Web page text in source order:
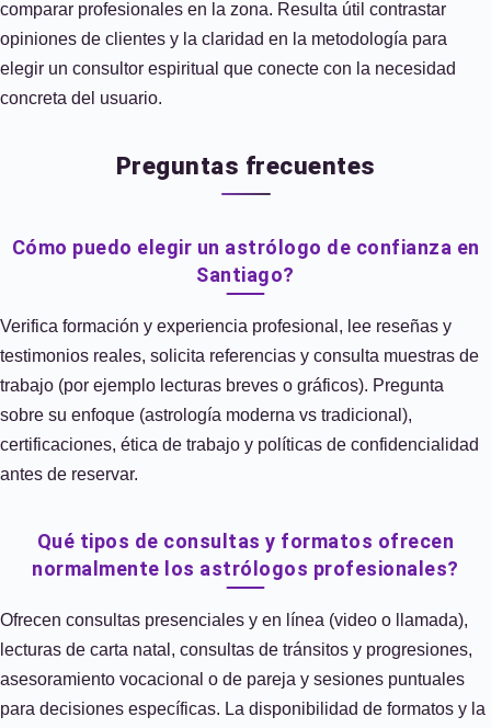
comparar profesionales en la zona. Resulta útil contrastar
opiniones de clientes y la claridad en la metodología para
elegir un consultor espiritual que conecte con la necesidad
concreta del usuario.
Preguntas frecuentes
Cómo puedo elegir un astrólogo de confianza en
Santiago?
Verifica formación y experiencia profesional, lee reseñas y
testimonios reales, solicita referencias y consulta muestras de
trabajo (por ejemplo lecturas breves o gráficos). Pregunta
sobre su enfoque (astrología moderna vs tradicional),
certificaciones, ética de trabajo y políticas de confidencialidad
antes de reservar.
Qué tipos de consultas y formatos ofrecen
normalmente los astrólogos profesionales?
Ofrecen consultas presenciales y en línea (video o llamada),
lecturas de carta natal, consultas de tránsitos y progresiones,
asesoramiento vocacional o de pareja y sesiones puntuales
para decisiones específicas. La disponibilidad de formatos y la